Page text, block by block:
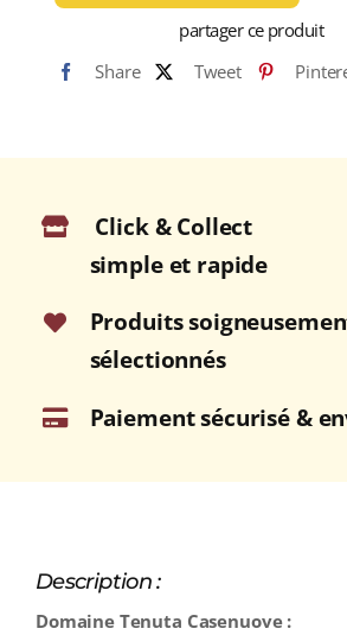
Casenuove
Appellation
CHIANTI
2020
75cl
partager ce produit
Share
Tweet
Click & Collect
simple et rapide
Produits
sélectionnés
Paiement sécurisé &
Description :
Domaine Tenuta Casenuove :